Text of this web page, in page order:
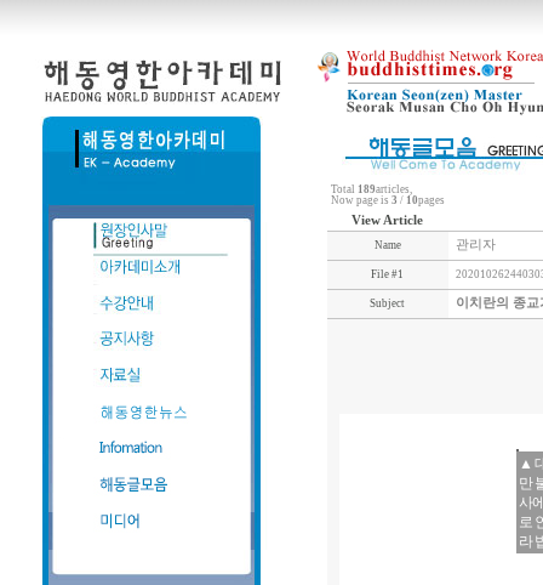
Total 189articles,
Now page is 3 / 10pages
View Article
Name 관리자
File #1
Subject 이치란의 종
▲
만
사
로
라